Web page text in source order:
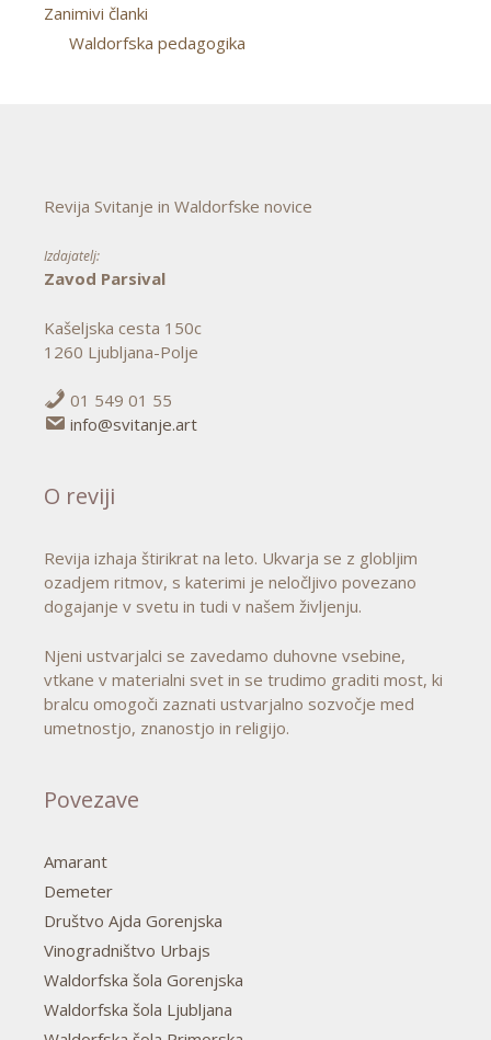
Zanimivi članki
Waldorfska pedagogika
Revija Svitanje in Waldorfske novice
Izdajatelj:
Zavod Parsival
Kašeljska cesta 150c
1260 Ljubljana-Polje
01 549 01 55
info@svitanje.art
O reviji
Revija izhaja štirikrat na leto. Ukvarja se z globljim
ozadjem ritmov, s katerimi je neločljivo povezano
dogajanje v svetu in tudi v našem življenju.
Njeni ustvarjalci se zavedamo duhovne vsebine,
vtkane v materialni svet in se trudimo graditi most, ki
bralcu omogoči zaznati ustvarjalno sozvočje med
umetnostjo, znanostjo in religijo.
Povezave
Amarant
Demeter
Društvo Ajda Gorenjska
Vinogradništvo Urbajs
Waldorfska šola Gorenjska
Waldorfska šola Ljubljana